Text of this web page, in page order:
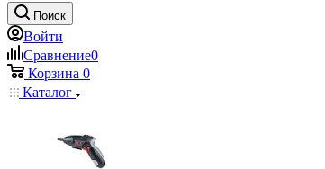
Поиск
Войти
Сравнение0
Корзина 0
Каталог